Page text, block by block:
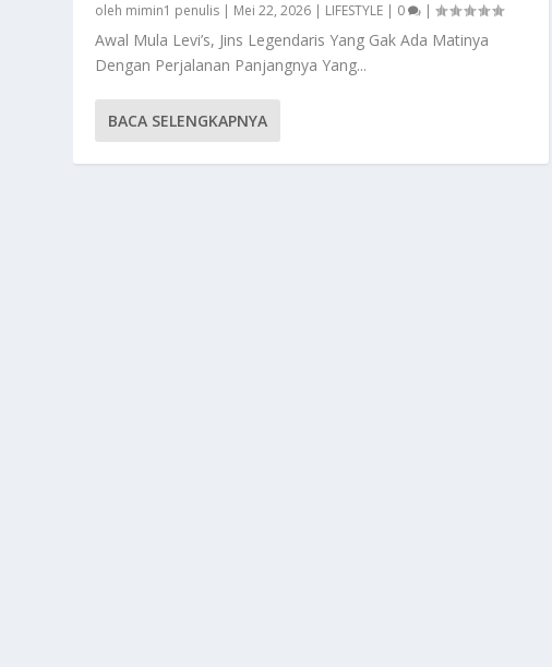
oleh mimin1 penulis | Mei 22, 2026 | LIFESTYLE | 0 |
Awal Mula Levi’s, Jins Legendaris Yang Gak Ada Matinya
Dengan Perjalanan Panjangnya Yang...
BACA SELENGKAPNYA